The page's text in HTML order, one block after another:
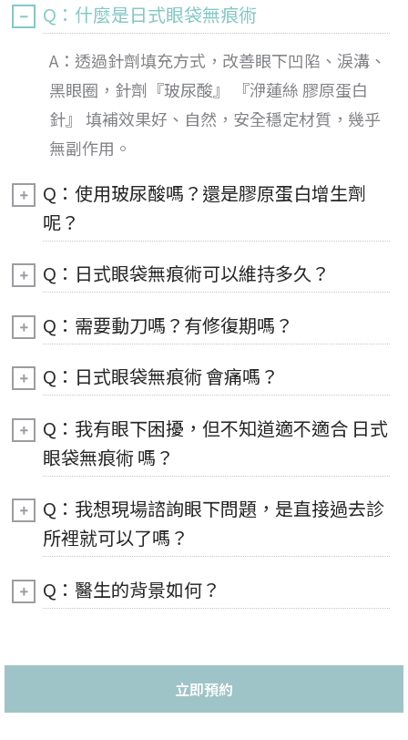
Q：什麼是日式眼袋無痕術
A：透過針劑填充方式，改善眼下凹陷、淚溝、
黑眼圈，針劑『玻尿酸』 『洢蓮絲 膠原蛋白
針』 填補效果好、自然，安全穩定材質，幾乎
無副作用。
Q：使用玻尿酸嗎？還是膠原蛋白增生劑
呢？
Q：日式眼袋無痕術可以維持多久？
Q：需要動刀嗎？有修復期嗎？
Q：日式眼袋無痕術 會痛嗎？
Q：我有眼下困擾，但不知道適不適合 日式
眼袋無痕術 嗎？
Q：我想現場諮詢眼下問題，是直接過去診
所裡就可以了嗎？
Q：醫生的背景如何？
立即預約